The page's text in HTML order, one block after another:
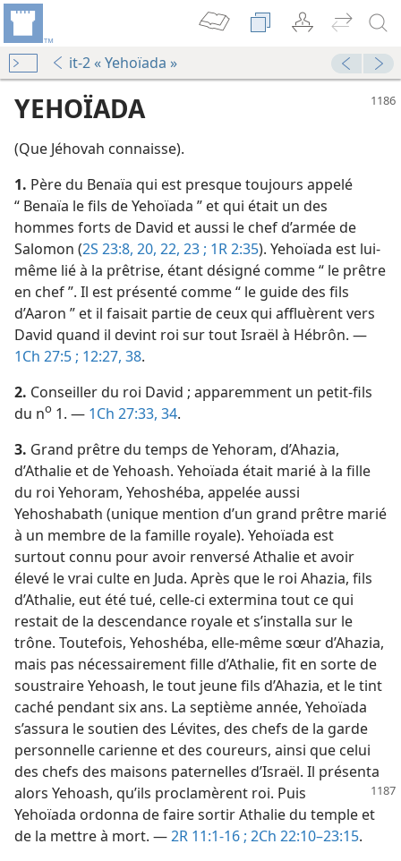
it-2 « Yehoïada »
La Tour de Garde annonce le Royaume de Jéhovah 2009
YEHOÏADA
(Que Jéhovah connaisse).
1. Père du Benaïa qui est presque toujours appelé
“ Benaïa le fils de Yehoïada ” et qui était un des
hommes forts de David et aussi le chef d’armée de
Salomon (2S 23:8, 20, 22, 23 ; 1R 2:35). Yehoïada est lui-
même lié à la prêtrise, étant désigné comme “ le prêtre
en chef ”. Il est présenté comme “ le guide des fils
d’Aaron ” et il faisait partie de ceux qui affluèrent vers
David quand il devint roi sur tout Israël à Hébrôn. —
1Ch 27:5 ; 12:27, 38.
2. Conseiller du roi David ; apparemment un petit-fils
du no 1. — 1Ch 27:33, 34.
3. Grand prêtre du temps de Yehoram, d’Ahazia,
d’Athalie et de Yehoash. Yehoïada était marié à la fille
du roi Yehoram, Yehoshéba, appelée aussi
Yehoshabath (unique mention d’un grand prêtre marié
à un membre de la famille royale). Yehoïada est
surtout connu pour avoir renversé Athalie et avoir
élevé le vrai culte en Juda. Après que le roi Ahazia, fils
d’Athalie, eut été tué, celle-ci extermina tout ce qui
restait de la descendance royale et s’installa sur le
trône. Toutefois, Yehoshéba, elle-même sœur d’Ahazia,
mais pas nécessairement fille d’Athalie, fit en sorte de
soustraire Yehoash, le tout jeune fils d’Ahazia, et le tint
caché pendant six ans. La septième année, Yehoïada
s’assura le soutien des Lévites, des chefs de la garde
personnelle carienne et des coureurs, ainsi que celui
des chefs des maisons paternelles d’Israël. Il présenta
alors Yehoash, qu’ils proclamèrent roi. Puis
Yehoïada ordonna de faire sortir Athalie du temple et
de la mettre à mort. —2R 11:1-16 ; 2Ch 22:10–23:15.